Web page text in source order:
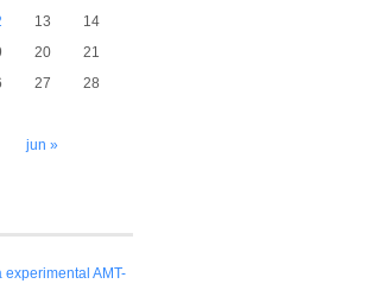
jun »
13
14
20
21
27
28
AMT-